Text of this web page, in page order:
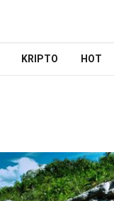
KRIPTO HOT